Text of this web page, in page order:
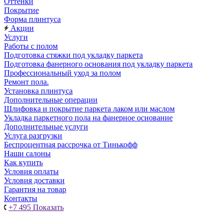
Покрытие
Форма плинтуса
Акции
Услуги
Работы с полом
Подготовка стяжки под укладку паркета
Подготовка фанерного основания под укладку паркета
Профессиональный уход за полом
Ремонт пола.
Установка плинтуса
Дополнительные операции
Шлифовка и покрытие паркета лаком или маслом
Укладка паркетного пола на фанерное основание
Дополнительные услуги
Услуга разгрузки
Беспроцентная рассрочка от Тинькофф
Наши салоны
Как купить
Условия оплаты
Условия доставки
Гарантия на товар
Контакты
+7 495 Показать